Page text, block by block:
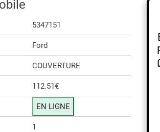
5347151
Ford
COUVERTURE
112.51€
EN LIGNE
1